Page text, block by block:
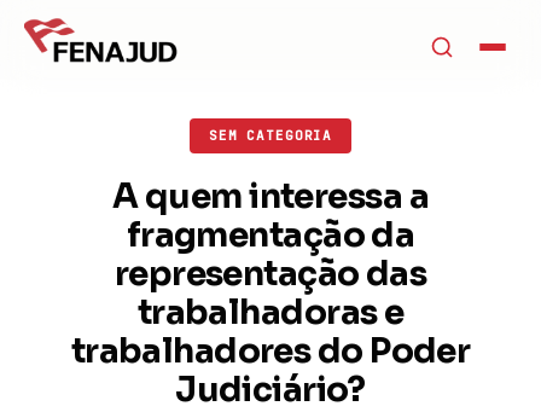
SEM CATEGORIA
A quem interessa a
fragmentação da
representação das
trabalhadoras e
trabalhadores do Poder
Judiciário?